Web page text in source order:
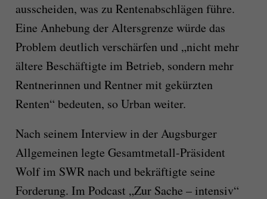
ausscheiden, was zu Rentenabschlägen führe.
Eine Anhebung der Altersgrenze würde das
Problem deutlich verschärfen und „nicht mehr
ältere Beschäftigte im Betrieb, sondern mehr
Rentnerinnen und Rentner mit gekürzten
Renten“ bedeuten, so Urban weiter.
Nach seinem Interview in der Augsburger
Allgemeinen legte Gesamtmetall-Präsident
Wolf im SWR nach und bekräftigte seine
Forderung. Im Podcast „Zur Sache – intensiv“